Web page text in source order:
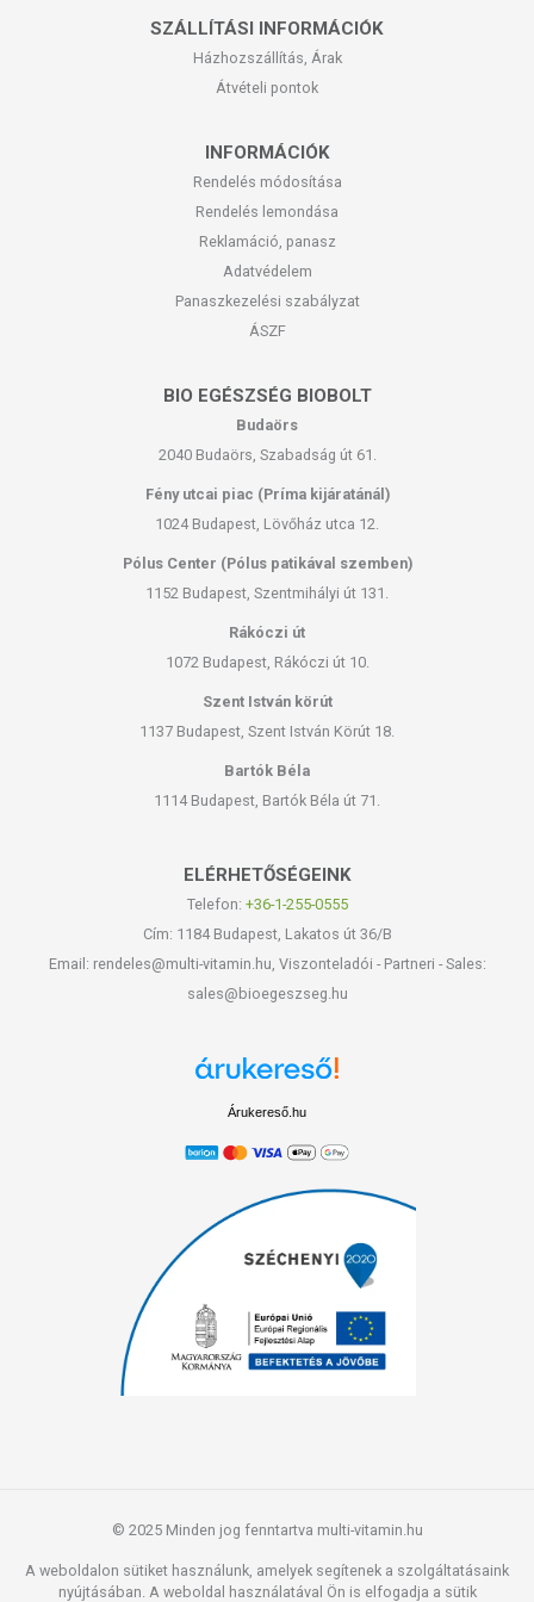
SZÁLLÍTÁSI INFORMÁCIÓK
Házhozszállítás, Árak
Átvételi pontok
INFORMÁCIÓK
Rendelés módosítása
Rendelés lemondása
Reklamáció, panasz
Adatvédelem
Panaszkezelési szabályzat
ÁSZF
BIO EGÉSZSÉG BIOBOLT
Budaörs
2040 Budaörs, Szabadság út 61.
Fény utcai piac (Príma kijáratánál)
1024 Budapest, Lövőház utca 12.
Pólus Center (Pólus patikával szemben)
1152 Budapest, Szentmihályi út 131.
Rákóczi út
1072 Budapest, Rákóczi út 10.
Szent István körút
1137 Budapest, Szent István Körút 18.
Bartók Béla
1114 Budapest, Bartók Béla út 71.
ELÉRHETŐSÉGEINK
Telefon: +36-1-255-0555
Cím: 1184 Budapest, Lakatos út 36/B
Email: rendeles@multi-vitamin.hu, Viszonteladói - Partneri - Sales:
sales@bioegeszseg.hu
Árukereső.hu
© 2025 Minden jog fenntartva multi-vitamin.hu
A weboldalon sütiket használunk, amelyek segítenek a szolgáltatásaink
nyújtásában. A weboldal használatával Ön is elfogadja a sütik